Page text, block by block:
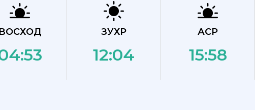
ВОСХОД ЗУХР
12:04
АСР
15:58